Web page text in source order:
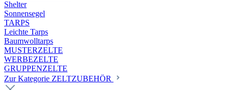
Shelter
Sonnensegel
TARPS
Leichte Tarps
Baumwolltarps
MUSTERZELTE
WERBEZELTE
GRUPPENZELTE
Zur Kategorie ZELTZUBEHÖR